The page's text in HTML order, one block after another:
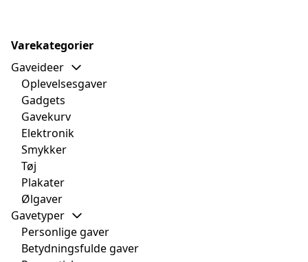
Varekategorier
Gaveideer
Oplevelsesgaver
Gadgets
Gavekurv
Elektronik
Smykker
Tøj
Plakater
Ølgaver
Gavetyper
Personlige gaver
Betydningsfulde gaver